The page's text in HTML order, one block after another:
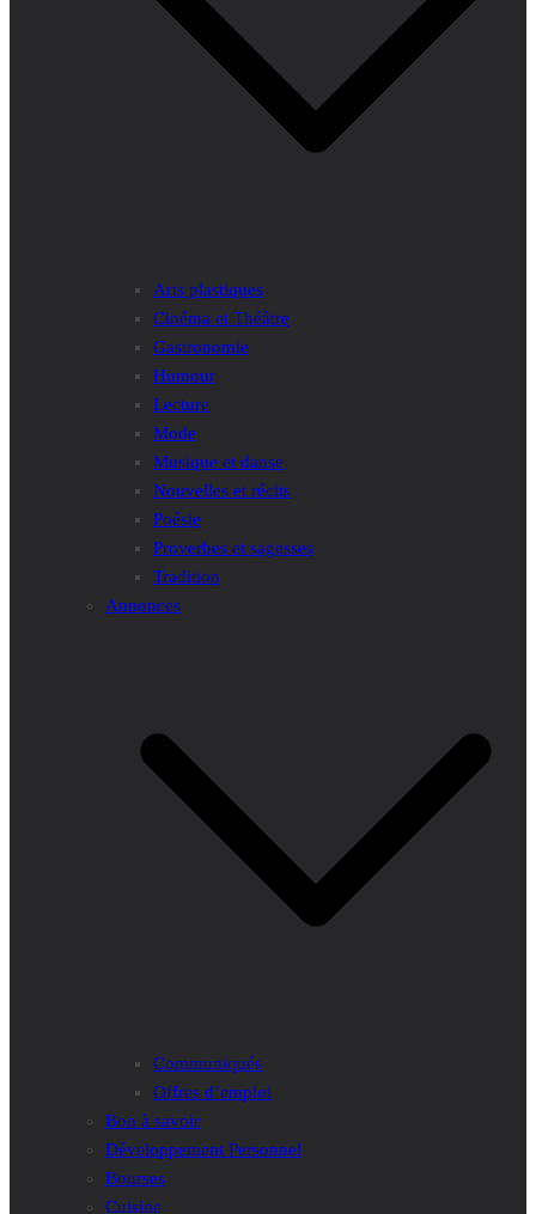
Arts plastiques
Cinéma et Théâtre
Gastronomie
Humour
Lecture
Mode
Musique et danse
Nouvelles et récits
Poésie
Proverbes et sagesses
Tradition
Annonces
Communiqués
Offres d’emploi
Bon à savoir
Développement Personnel
Bourses
Cuisine